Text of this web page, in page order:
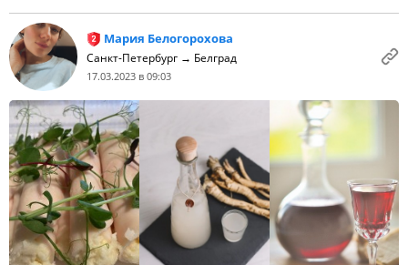
Мария Белогорохова
Санкт-Петербург → Белград
17.03.2023 в 09:03